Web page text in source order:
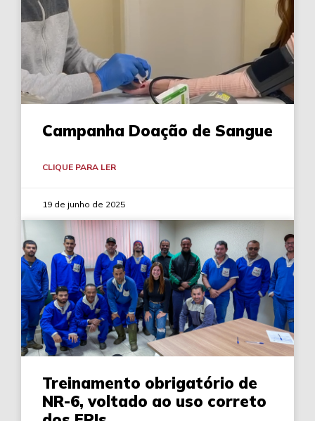
Campanha Doação de Sangue
CLIQUE PARA LER
19 de junho de 2025
Treinamento obrigatório de
NR-6, voltado ao uso correto